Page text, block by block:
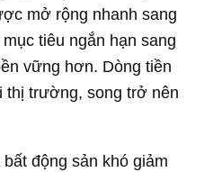
mở rộng nhanh sang
tiêu ngắn hạn sang
vững hơn. Dòng tiền
thị trường, song trở nên
động sản khó giảm